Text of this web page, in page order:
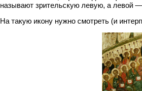
называют зрительскую левую, а левой
На такую икону нужно смотреть (и